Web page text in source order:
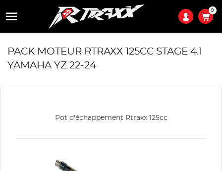
 0
PACK MOTEUR RTRAXX 125CC STAGE 4.1
YAMAHA YZ 22-24
Pot d'échappement Rtraxx 125cc